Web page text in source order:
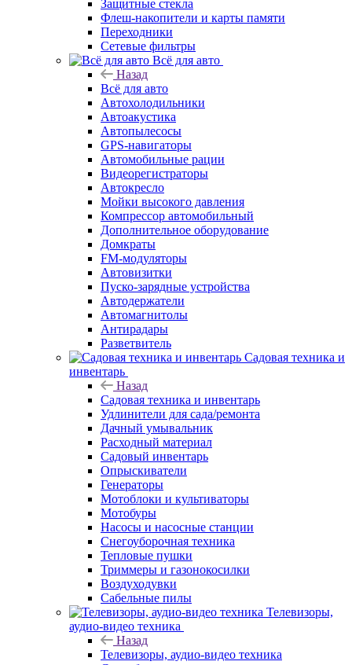
Защитные стекла
Флеш-накопители и карты памяти
Переходники
Сетевые фильтры
Всё для авто
Назад
Всё для авто
Автохолодильники
Автоакустика
Автопылесосы
GPS-навигаторы
Автомобильные рации
Видеорегистраторы
Автокресло
Мойки высокого давления
Компрессор автомобильный
Дополнительное оборудование
Домкраты
FM-модуляторы
Автовизитки
Пуско-зарядные устройства
Автодержатели
Автомагнитолы
Антирадары
Разветвитель
Садовая техника и
инвентарь
Назад
Садовая техника и инвентарь
Удлинители для сада/ремонта
Дачный умывальник
Расходный материал
Садовый инвентарь
Опрыскиватели
Генераторы
Мотоблоки и культиваторы
Мотобуры
Насосы и насосные станции
Снегоуборочная техника
Тепловые пушки
Триммеры и газонокосилки
Воздуходувки
Сабельные пилы
Телевизоры,
аудио-видео техника
Назад
Телевизоры, аудио-видео техника